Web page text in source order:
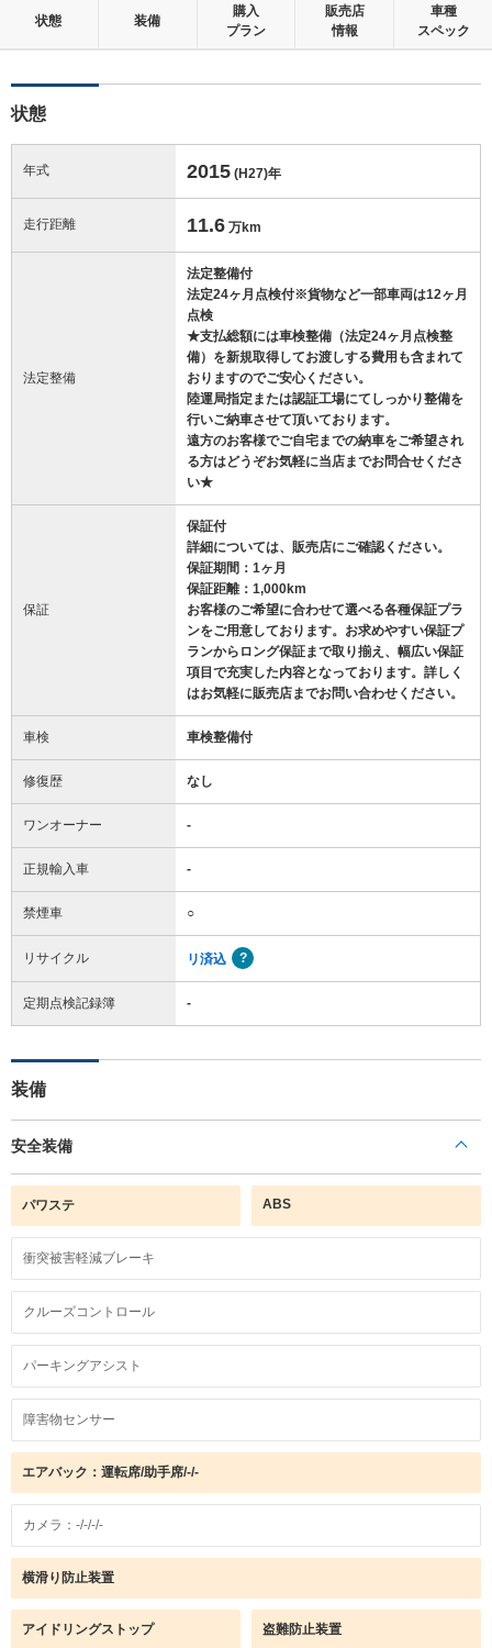
状態 装備
購入
プラン
販売店
情報
車種
スペック
状態
年式 2015 (H27)年
走行距離 11.6 万km
法定整備
法定整備付
法定24ヶ月点検付※貨物など一部車両は12ヶ月
点検
★支払総額には車検整備（法定24ヶ月点検整
備）を新規取得してお渡しする費用も含まれて
おりますのでご安心ください。
陸運局指定または認証工場にてしっかり整備を
行いご納車させて頂いております。
遠方のお客様でご自宅までの納車をご希望され
る方はどうぞお気軽に当店までお問合せくださ
い★
保証
保証付
詳細については、販売店にご確認ください。
保証期間：1ヶ月
保証距離：1,000km
お客様のご希望に合わせて選べる各種保証プラ
ンをご用意しております。お求めやすい保証プ
ランからロング保証まで取り揃え、幅広い保証
項目で充実した内容となっております。詳しく
はお気軽に販売店までお問い合わせください。
車検 車検整備付
修復歴 なし
ワンオーナー -
正規輸入車 -
禁煙車 ○
リサイクル リ済込
定期点検記録簿 -
装備
安全装備
パワステ ABS
衝突被害軽減ブレーキ
クルーズコントロール
パーキングアシスト
障害物センサー
エアバック：運転席/助手席/-/-
カメラ：-/-/-/-
横滑り防止装置
アイドリングストップ 盗難防止装置